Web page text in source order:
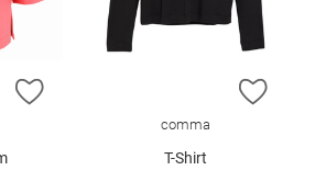
ZUR WUNSCHLISTE HINZUFÜGEN
ZUR
comma
T-Shirt